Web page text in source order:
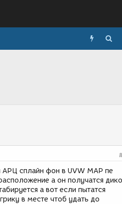
сплайн фон в UVW MAP пе
а он получатся дико
а вот если пытатся
в месте чтоб удать до